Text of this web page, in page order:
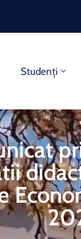
Studenți